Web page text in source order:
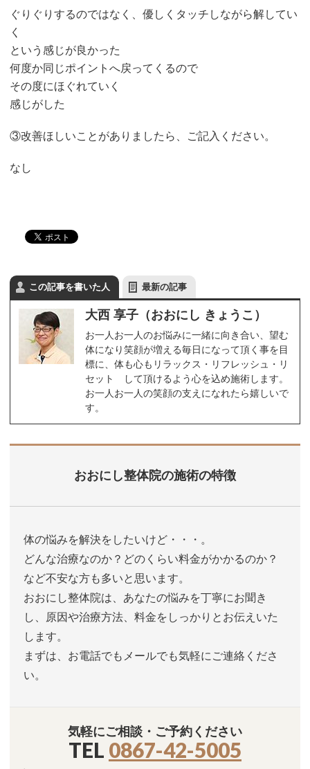
ぐりぐりするのではなく、優しくタッチしながら解してい
く
という感じが良かった
何度か同じポイントへ戻ってくるので
その度にほぐれていく
感じがした
③改善ほしいことがありましたら、ご記入ください。
なし
この記事を書いた人 最新の記事
大西 享子（おおにし きょうこ）
お一人お一人のお悩みに一緒に向き合い、望む
体になり笑顔が増える毎日になって頂く事を目
標に、体も心もリラックス・リフレッシュ・リ
セット して頂けるよう心を込め施術します。
お一人お一人の笑顔の支えになれたら嬉しいで
す。
おおにし整体院の施術の特徴
体の悩みを解決をしたいけど・・・。
どんな治療なのか？どのくらい料金がかかるのか？
など不安な方も多いと思います。
おおにし整体院は、あなたの悩みを丁寧にお聞き
し、原因や治療方法、料金をしっかりとお伝えいた
します。
まずは、お電話でもメールでも気軽にご連絡くださ
い。
気軽にご相談・ご予約ください
TEL 0867-42-5005